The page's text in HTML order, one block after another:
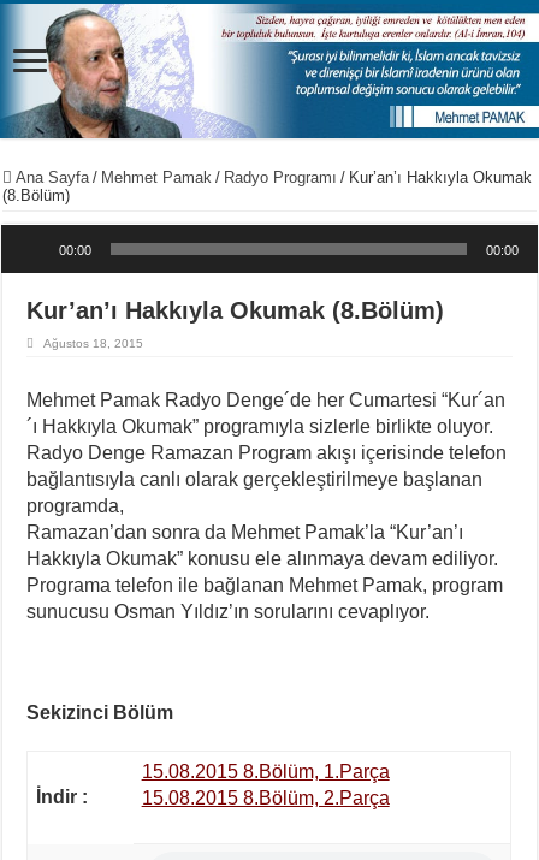
Ana Sayfa / Mehmet Pamak / Radyo Programı / Kur’an’ı Hakkıyla Okumak
(8.Bölüm)
Ses oynatıcı
00:00 00:00
Kur’an’ı Hakkıyla Okumak (8.Bölüm)
Ağustos 18, 2015
Mehmet Pamak Radyo Denge´de her Cumartesi “Kur´an
´ı Hakkıyla Okumak” programıyla sizlerle birlikte oluyor.
Radyo Denge Ramazan Program akışı içerisinde telefon
bağlantısıyla canlı olarak gerçekleştirilmeye başlanan
programda,
Ramazan’dan sonra da Mehmet Pamak’la “Kur’an’ı
Hakkıyla Okumak” konusu ele alınmaya devam ediliyor.
Programa telefon ile bağlanan Mehmet Pamak, program
sunucusu Osman Yıldız’ın sorularını cevaplıyor.
Sekizinci Bölüm
İndir :
15.08.2015 8.Bölüm, 1.Parça
15.08.2015 8.Bölüm, 2.Parça